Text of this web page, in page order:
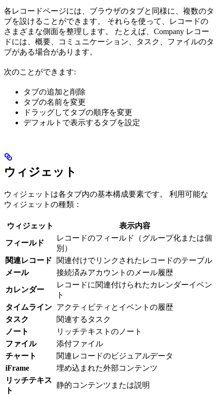
各レコードページには、ブラウザのタブと同様に、複数のタ
ブを設けることができます。 それらを使って、レコードの
さまざまな側面を整理します。 たとえば、Company レコー
ドには、概要、コミュニケーション、タスク、ファイルのタ
ブがある場合があります。
次のことができます:
タブの追加と削除
タブの名前を変更
ドラッグしてタブの順序を変更
デフォルトで表示するタブを設定
ウィジェット
ウィジェットは各タブ内の基本構成要素です。 利用可能な
ウィジェットの種類：
ウィジェット 表示内容
フィールド
レコードのフィールド（グループ化または個
別）
関連レコード
関連付けでリンクされたレコードのテーブル
メール
接続済みアカウントのメール履歴
カレンダー
レコードに関連付けられたカレンダーイベン
ト
タイムライン アクティビティとイベントの履歴
タスク
関連するタスク
ノート
リッチテキストのノート
ファイル
添付ファイル
チャート
関連レコードのビジュアルデータ
iFrame
埋め込まれた外部コンテンツ
リッチテキス
ト
静的コンテンツまたは説明